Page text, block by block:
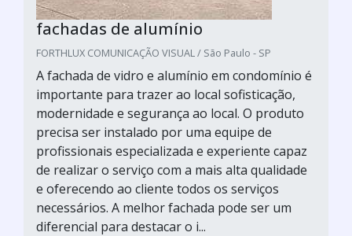
fachadas de alumínio
FORTHLUX COMUNICAÇÃO VISUAL / São Paulo - SP
A fachada de vidro e alumínio em condomínio é
importante para trazer ao local sofisticação,
modernidade e segurança ao local. O produto
precisa ser instalado por uma equipe de
profissionais especializada e experiente capaz
de realizar o serviço com a mais alta qualidade
e oferecendo ao cliente todos os serviços
necessários. A melhor fachada pode ser um
diferencial para destacar o i...